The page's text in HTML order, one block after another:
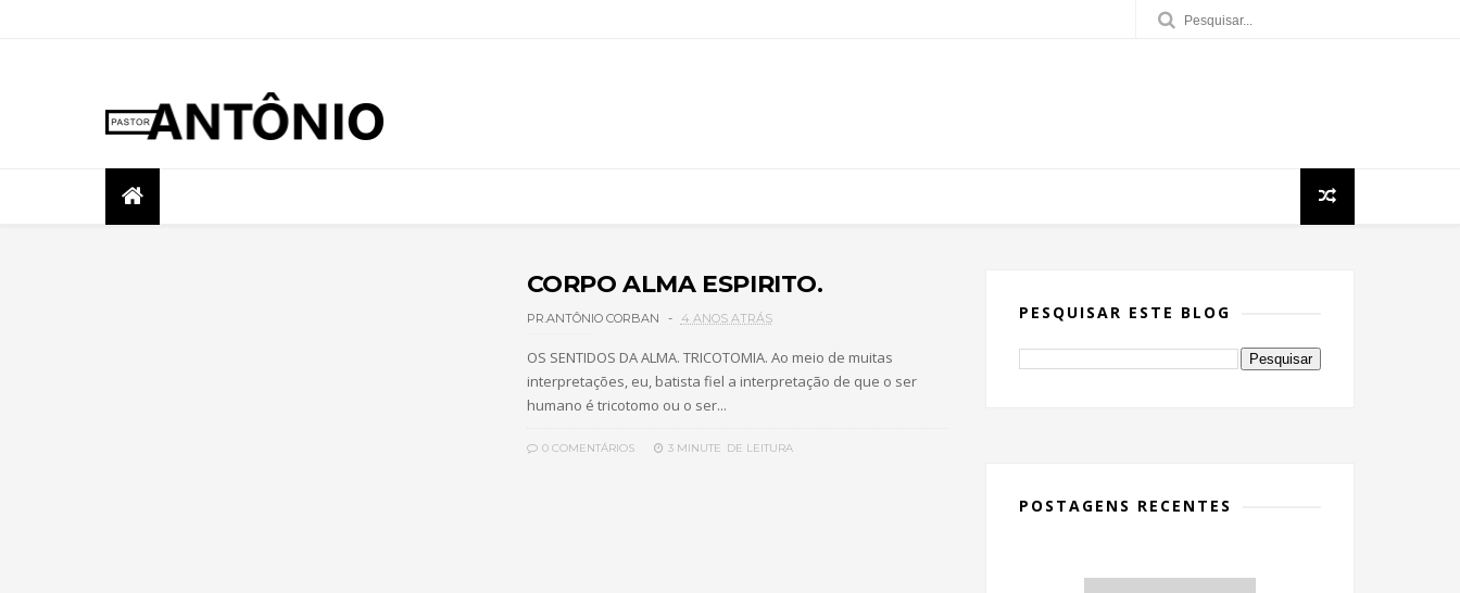
CORPO ALMA ESPIRITO.
PR.ANTÔNIO CORBAN 4 ANOS ATRÁS
OS SENTIDOS DA ALMA. TRICOTOMIA. Ao meio de muitas
interpretações, eu, batista fiel a interpretação de que o ser
humano é tricotomo ou o ser...
0 COMENTÁRIOS 3 MINUTE DE LEITURA
PESQUISAR ESTE BLOG
POSTAGENS RECENTES